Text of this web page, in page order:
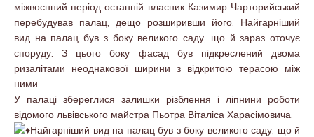
міжвоєнний період останній власник Казимир Чарторийський
перебудував палац, дещо розширивши його. Найгарніший
вид на палац був з боку великого саду, що й зараз оточує
споруду. З цього боку фасад був підкреслений двома
ризалітами неоднакової ширини з відкритою терасою між
ними.
У палаці збереглися залишки різблення і ліпнини роботи
відомого львівського майстра Пьотра Віталіса Харасімовича.
Найгарніший вид на палац був з боку великого саду, що й